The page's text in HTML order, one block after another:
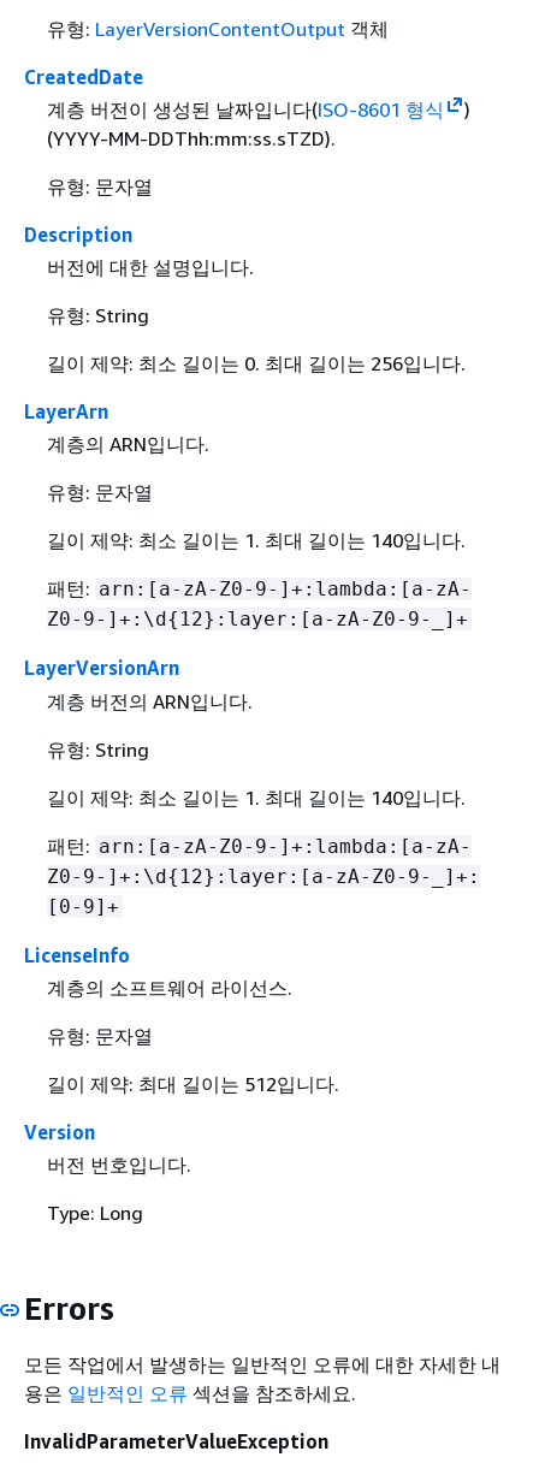
유형: LayerVersionContentOutput 객체
CreatedDate
계층 버전이 생성된 날짜입니다(ISO-8601 형식
)
(YYYY-MM-DDThh:mm:ss.sTZD).
유형: 문자열
Description
버전에 대한 설명입니다.
유형: String
길이 제약: 최소 길이는 0. 최대 길이는 256입니다.
LayerArn
계층의 ARN입니다.
유형: 문자열
길이 제약: 최소 길이는 1. 최대 길이는 140입니다.
패턴: arn:[a-zA-Z0-9-]+:lambda:[a-zA-
Z0-9-]+:\d { 12}:layer:[a-zA-Z0-9-_]+
LayerVersionArn
계층 버전의 ARN입니다.
유형: String
길이 제약: 최소 길이는 1. 최대 길이는 140입니다.
패턴: arn:[a-zA-Z0-9-]+:lambda:[a-zA-
Z0-9-]+:\d{ 12}:layer:[a-zA-Z0-9-_]+:
[0-9]+
LicenseInfo
계층의 소프트웨어 라이선스.
유형: 문자열
길이 제약: 최대 길이는 512입니다.
Version
버전 번호입니다.
Type: Long
Errors
모든 작업에서 발생하는 일반적인 오류에 대한 자세한 내
용은 일반적인 오류 섹션을 참조하세요.
InvalidParameterValueException